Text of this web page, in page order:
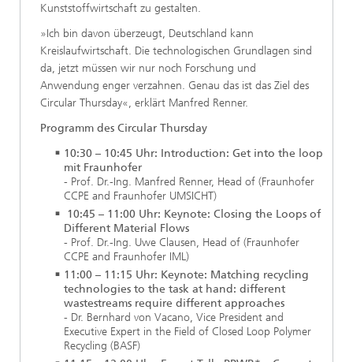
Kunststoffwirtschaft zu gestalten.
»Ich bin davon überzeugt, Deutschland kann
Kreislaufwirtschaft. Die technologischen Grundlagen sind
da, jetzt müssen wir nur noch Forschung und
Anwendung enger verzahnen. Genau das ist das Ziel des
Circular Thursday«, erklärt Manfred Renner.
Programm des Circular Thursday
10:30 – 10:45 Uhr: Introduction: Get into the loop
mit Fraunhofer
- Prof. Dr.-Ing. Manfred Renner, Head of (Fraunhofer
CCPE and Fraunhofer UMSICHT)
10:45 – 11:00 Uhr: Keynote: Closing the Loops of
Different Material Flows
- Prof. Dr.-Ing. Uwe Clausen, Head of (Fraunhofer
CCPE and Fraunhofer IML)
11:00 – 11:15 Uhr: Keynote: Matching recycling
technologies to the task at hand: different
wastestreams require different approaches
- Dr. Bernhard von Vacano, Vice President and
Executive Expert in the Field of Closed Loop Polymer
Recycling (BASF)